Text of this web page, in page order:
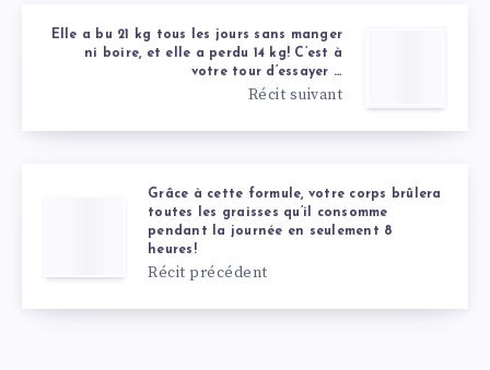
Elle a bu 21 kg tous les jours sans manger
ni boire, et elle a perdu 14 kg! C’est à
votre tour d’essayer …
Récit suivant
Grâce à cette formule, votre corps brûlera
toutes les graisses qu’il consomme
pendant la journée en seulement 8
heures!
Récit précédent